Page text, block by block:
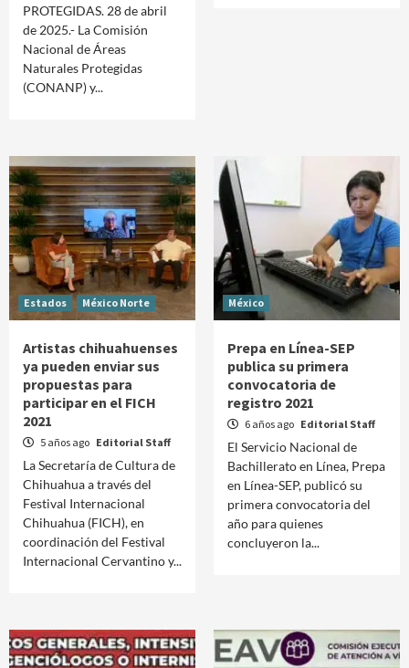
PROTEGIDAS. 28 de abril
de 2025.- La Comisión
Nacional de Áreas
Naturales Protegidas
(CONANP) y...
Estados México Norte
Artistas chihuahuenses
ya pueden enviar sus
propuestas para
participar en el FICH
2021
5 años ago Editorial Staff
La Secretaría de Cultura de
Chihuahua a través del
Festival Internacional
Chihuahua (FICH), en
coordinación del Festival
Internacional Cervantino y...
México
Prepa en Línea-SEP
publica su primera
convocatoria de
registro 2021
6 años ago Editorial Staff
El Servicio Nacional de
Bachillerato en Línea, Prepa
en Línea-SEP, publicó su
primera convocatoria del
año para quienes
concluyeron la...